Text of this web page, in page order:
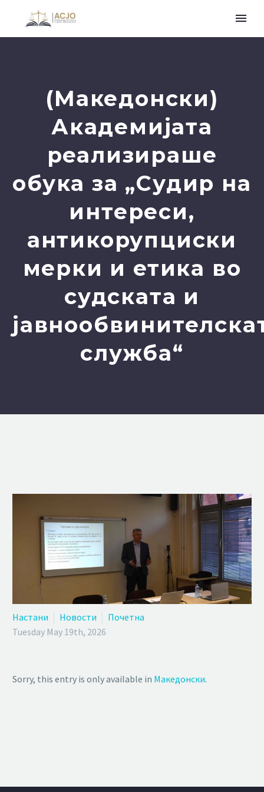
(Македонски)
Академијата
реализираше
обука за „Судир на
интереси,
антикорупциски
мерки и етика во
судската и
служба“
Настани Новости
Почетна
Tuesday May 19th, 2026
Sorry, this entry is only available in Македонски.